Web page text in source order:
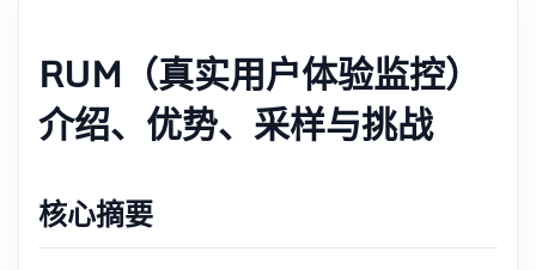
RUM（真实用户体验监控）
介绍、优势、采样与挑战
核心摘要